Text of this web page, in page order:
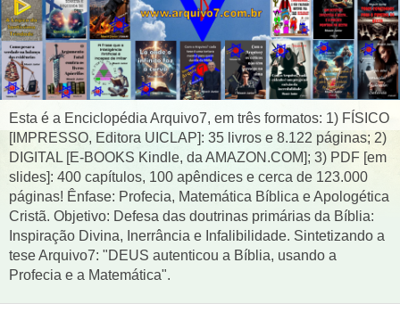
Esta é a Enciclopédia Arquivo7, em três formatos: 1) FÍSICO
[IMPRESSO, Editora UICLAP]: 35 livros e 8.122 páginas; 2)
DIGITAL [E-BOOKS Kindle, da AMAZON.COM]; 3) PDF [em
slides]: 400 capítulos, 100 apêndices e cerca de 123.000
páginas! Ênfase: Profecia, Matemática Bíblica e Apologética
Cristã. Objetivo: Defesa das doutrinas primárias da Bíblia:
Inspiração Divina, Inerrância e Infalibilidade. Sintetizando a
tese Arquivo7: "DEUS autenticou a Bíblia, usando a
Profecia e a Matemática".